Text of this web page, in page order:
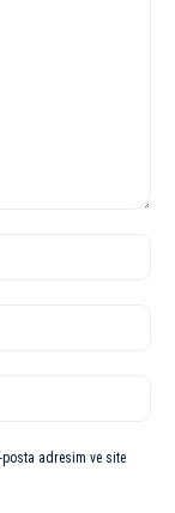
posta adresim ve site